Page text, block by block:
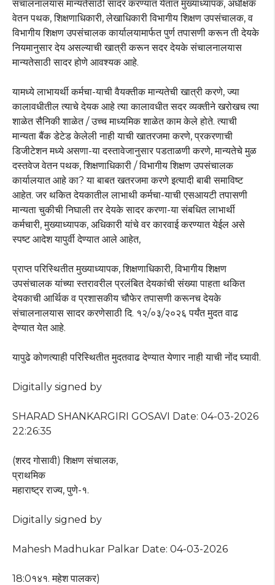
संचालनालयास मान्यतेसाठी सादर करण्यात येतात मुख्याध्यापक, अधीक्षक
वेतन पथक, शिक्षणाधिकारी, लेखाधिकारी विभागीय शिक्षण उपसंचालक, व
विभागीय शिक्षण उपसंचालक कार्यालयामार्फत पुर्ण तपासणी करून ती देयके
नियमानुसार देय असल्याची खात्री करून सदर देयके संचालनालयास
मान्यतेसाठी सादर होणे आवश्यक आहे.
यामध्ये लाभायर्थी कर्मचा-याची वैयक्तीक मान्यतेची खात्री करणे, ज्या
कालावधीतील त्याचे देयक आहे त्या कालावधीत सदर व्यक्तीने खरोखच त्या
शाळेत सैनिकी शाळेत / उच्च माध्यमिक शाळेत काम केले होते. त्याची
मान्यता बैंक डेटेड केलेली नाही याची खातरजमा करणे, प्रकरणाची
डिजीटेशन मध्ये असणा-या दस्तावेजानुसार पडताळणी करणे, मान्यतेचे मुळ
दस्तवेज वेतन पथक, शिक्षणाधिकारी / विभागीय शिक्षण उपसंचालक
कार्यालयात आहे का? या बाबत खतरजमा करणे इत्यादी बाबी समाविष्ट
आहेत. जर थकित देयकातील लाभाथी कर्मचा-याची एसआयटी तपासणी
मान्यता चुकीची निघाली तर देयके सादर करणा-या संबधित लाभार्थी
कर्मचारी, मुख्याध्यापक, अधिकारी यांचे वर कारवाई करण्यात येईल असे
स्पष्ट आदेश यापुर्वी देण्यात आले आहेत,
प्राप्त परिस्थितीत मुख्याध्यापक, शिक्षणाधिकारी, विभागीय शिक्षण
उपसंचालक यांच्या स्तरावरील प्रलंबित देयकांची संख्या पाहता थकित
देयकाची आर्थिक व प्रशासकीय चौफेर तपासणी करूनच देयके
संचालनालयास सादर करणेसाठी दि. १२/०३/२०२६ पर्यंत मुदत वाढ
देण्यात येत आहे.
यापुढे कोणत्याही परिस्थितीत मुदतवाढ देण्यात येणार नाही याची नोंद घ्यावी.
Digitally signed by
SHARAD SHANKARGIRI GOSAVI Date: 04-03-2026
22:26:35
(शरद गोसावी) शिक्षण संचालक,
प्राथमिक
महाराष्ट्र राज्य, पुणे-१.
Digitally signed by
Mahesh Madhukar Palkar Date: 04-03-2026
18:0१४१. महेश पालकर)